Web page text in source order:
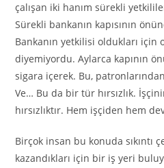
çalışan iki hanım sürekli
Sürekli bankanın kapısının
Bankanın yetkilisi oldukları için
diyemiyordu. Aylarca kapının
sigara içerek. Bu,
Ve… Bu da bir tür hırsızlık.
hırsızlıktır. Hem işçiden hem
Birçok insan bu konuda sıkıntı
kazandıkları için bir iş yeri